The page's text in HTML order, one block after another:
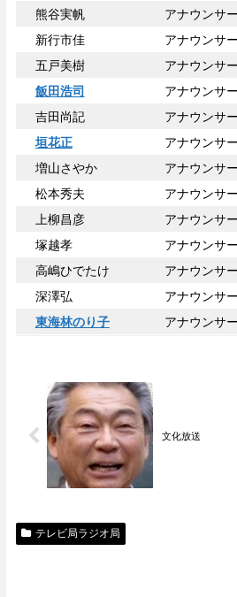
熊谷実帆 アナウンサー
新行市佳
アナウンサー
五戸美樹
アナウンサー
飯田浩司
アナウンサー
吉田尚記
アナウンサー
垣花正
アナウン
増山さやか
アナウンサー
松本秀夫
アナウンサー
上柳昌彦
アナウンサー
塚越孝
アナウンサー
高嶋ひでたけ
アナウンサー
深澤弘
アナウンサー
東海林のり子
アナウンサー
文化放送
テレビ局ラジオ局